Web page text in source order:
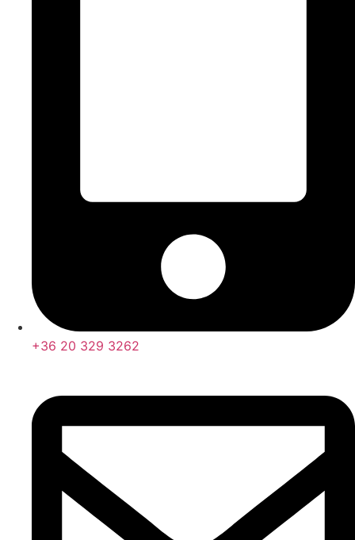
+36 20 329 3262